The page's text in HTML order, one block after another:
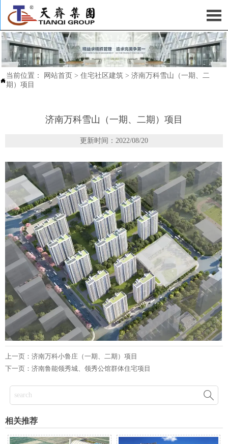


当前位置： 网站首页 > 住宅社区建筑 > 济南万科雪山（一期、二
期）项目
济南万科雪山（一期、二期）项目
更新时间：2022/08/20
上一页： 济南万科小鲁庄（一期、二期）项目
下一页： 济南鲁能领秀城、领秀公馆群体住宅项目

相关推荐